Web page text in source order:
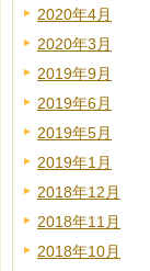
2020年4月
2020年3月
2019年9月
2019年6月
2019年5月
2019年1月
2018年12月
2018年11月
2018年10月